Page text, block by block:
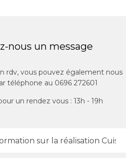
nous un message
rdv, vous pouvez également nous
téléphone au 0696 272601
un rendez vous : 13h - 19h